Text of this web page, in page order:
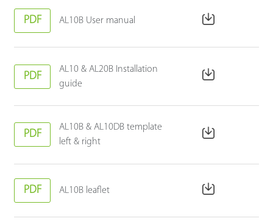
PDF AL10B User manual
PDF
AL10 & AL20B Installation
guide
PDF
AL10B & AL10DB template
left & right
PDF AL10B leaflet